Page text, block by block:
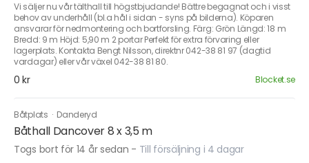
Vi säljer nu vår tälthall till högstbjudande! Bättre begagnat och i visst
behov av underhåll (bl.a hål i sidan - syns på bilderna). Köparen
ansvarar för nedmontering och bortforsling. Färg: Grön Längd: 18 m
Bredd: 9 m Höjd: 5,90 m 2 portar Perfekt för extra förvaring eller
lagerplats. Kontakta Bengt Nilsson, direktnr 042-38 81 97 (dagtid
vardagar) eller vår växel 042-38 81 80.
0 kr Blocket.se
Båtplats · Danderyd
Båthall Dancover 8 x 3,5 m
Togs bort för 14 år sedan - Till försäljning i 4 dagar